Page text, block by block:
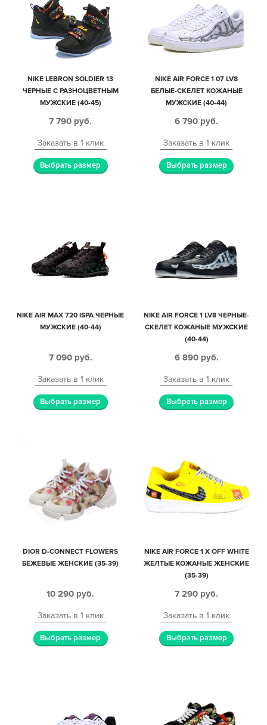
NIKE LEBRON SOLDIER 13
ЧЕРНЫЕ С РАЗНОЦВЕТНЫМ
МУЖСКИЕ (40-45)
7 790 руб.
Заказать в 1 клик
Выбрать размер
NIKE AIR FORCE 1 07 LV8
БЕЛЫЕ-СКЕЛЕТ КОЖАНЫЕ
МУЖСКИЕ (40-44)
6 790 руб.
Заказать в 1 клик
Выбрать размер
NIKE AIR MAX 720 ISPA ЧЕРНЫЕ
МУЖСКИЕ (40-44)
7 090 руб.
Заказать в 1 клик
Выбрать размер
NIKE AIR FORCE 1 LV8 ЧЕРНЫЕ-
СКЕЛЕТ КОЖАНЫЕ МУЖСКИЕ
(40-44)
6 890 руб.
Заказать в 1 клик
Выбрать размер
DIOR D-CONNECT FLOWERS
БЕЖЕВЫЕ ЖЕНСКИЕ (35-39)
10 290 руб.
Заказать в 1 клик
Выбрать размер
NIKE AIR FORCE 1 X OFF WHITE
ЖЕЛТЫЕ КОЖАНЫЕ ЖЕНСКИЕ
(35-39)
7 290 руб.
Заказать в 1 клик
Выбрать размер